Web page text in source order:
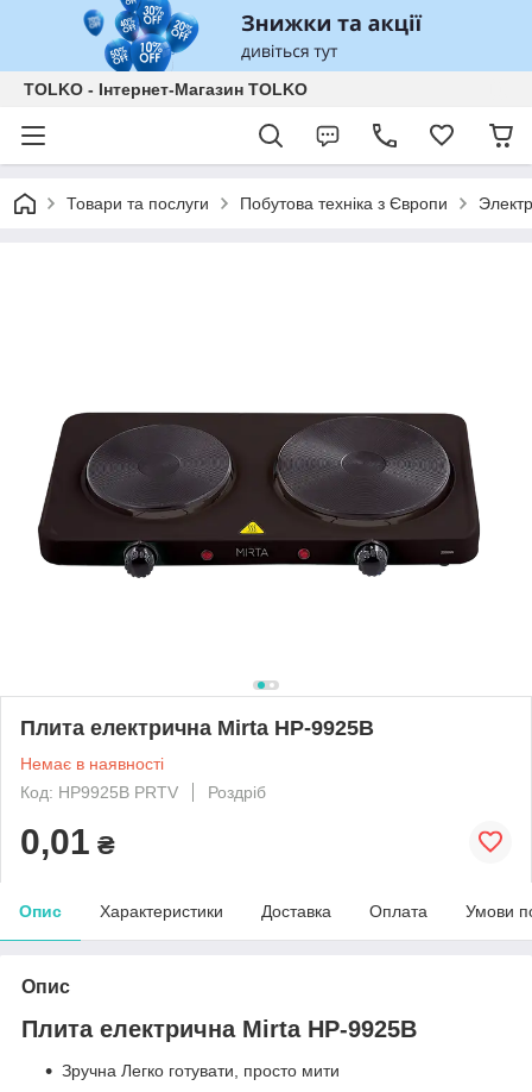
TOLKO - Інтернет-Магазин TOLKO
Товари та послуги Побутова техніка з Європи
Плита електрична Mirta HP-9925B
Немає в наявності
Код: HP9925B PRTV
Роздріб
0,01 ₴
Опис Характеристики Доставка Оплата Умови
Опис
Плита електрична Mirta HP-9925B
Зручна Легко готувати, просто мити